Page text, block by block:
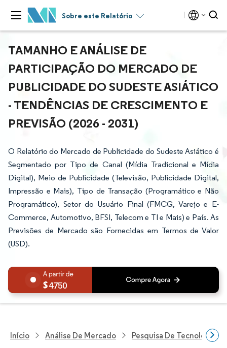
Sobre este Relatório
TAMANHO E ANÁLISE DE
PARTICIPAÇÃO DO MERCADO DE
PUBLICIDADE DO SUDESTE ASIÁTICO
- TENDÊNCIAS DE CRESCIMENTO E
PREVISÃO (2026 - 2031)
O Relatório do Mercado de Publicidade do Sudeste Asiático é
Segmentado por Tipo de Canal (Mídia Tradicional e Mídia
Digital), Meio de Publicidade (Televisão, Publicidade Digital,
Impressão e Mais), Tipo de Transação (Programático e Não
Programático), Setor do Usuário Final (FMCG, Varejo e E-
Commerce, Automotivo, BFSI, Telecom e TI e Mais) e País. As
Previsões de Mercado são Fornecidas em Termos de Valor
(USD).
4750
Início Análise De Mercado Pesquisa De Tecnologia,